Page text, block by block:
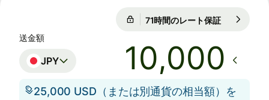
71時間のレート保証
送金額
JPY
25,000 USD（または別通貨の相当額）を